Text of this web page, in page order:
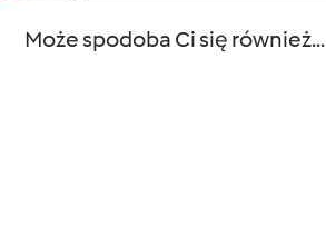
Może spodoba Ci się również...